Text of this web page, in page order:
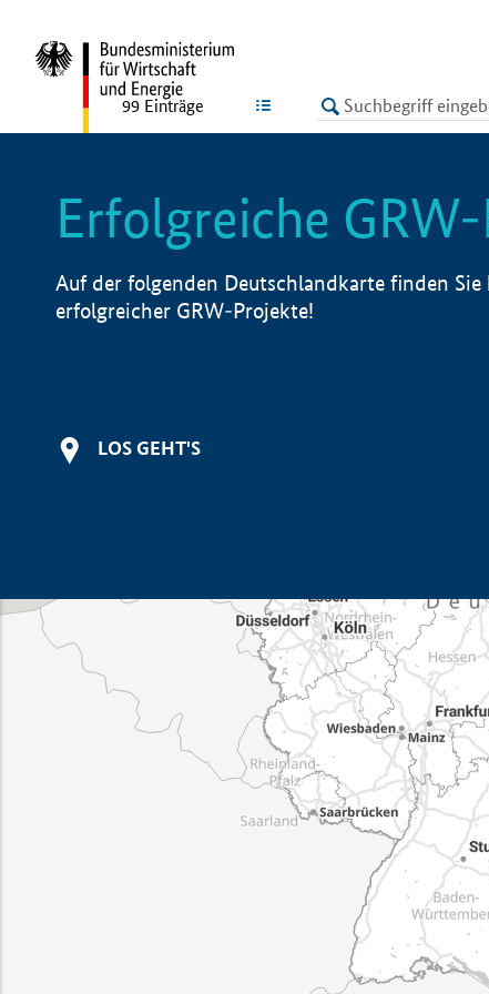
LISTE
99 Einträge
Erfolgreiche
Auf der folgenden Deutschlandkarte finden
erfolgreicher GRW-Projekte!
LOS GEHT'S